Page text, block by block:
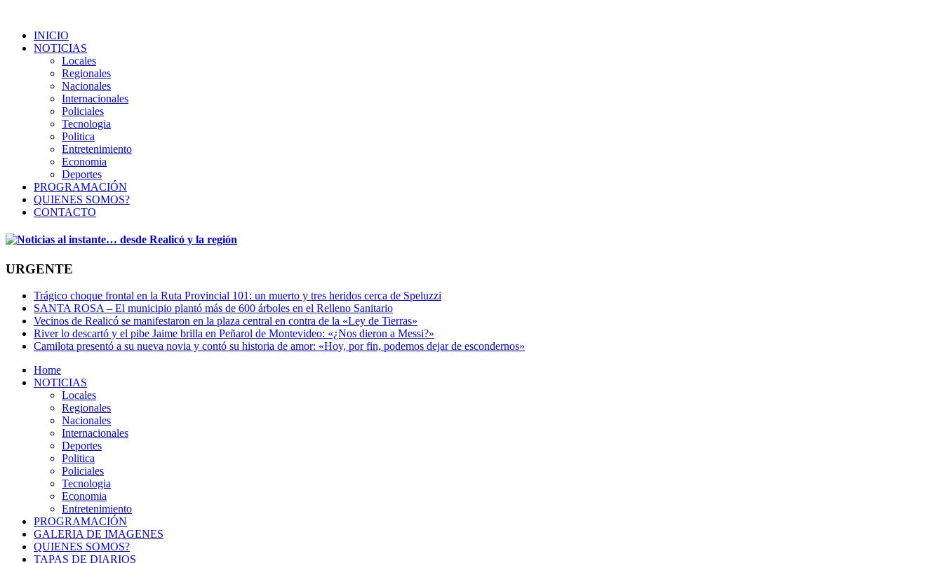
INICIO
NOTICIAS
Locales
Regionales
Nacionales
Internacionales
Policiales
Tecnologia
Politica
Entretenimiento
Economia
Deportes
PROGRAMACIÓN
QUIENES SOMOS?
CONTACTO
URGENTE
Trágico choque frontal en la Ruta Provincial 101: un muerto y tres heridos cerca de Speluzzi
SANTA ROSA – El municipio plantó más de 600 árboles en el Relleno Sanitario
Vecinos de Realicó se manifestaron en la plaza central en contra de la «Ley de Tierras»
River lo descartó y el pibe Jaime brilla en Peñarol de Montevideo: «¿Nos dieron a Messi?»
Camilota presentó a su nueva novia y contó su historia de amor: «Hoy, por fin, podemos dejar de escondernos»
Home
NOTICIAS
Locales
Regionales
Nacionales
Internacionales
Deportes
Politica
Policiales
Tecnologia
Economia
Entretenimiento
PROGRAMACIÓN
GALERIA DE IMAGENES
QUIENES SOMOS?
TAPAS DE DIARIOS